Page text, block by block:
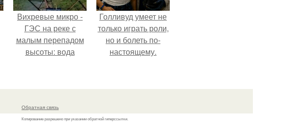
Вихревые микро -
ГЭС на реке с
малым перепадом
высоты: вода
вращает
турбину.
Голливуд умеет не
только играть роли,
но и болеть по-
настоящему.
Обратная связь
Копирование разрешено при указании обратной гиперссылки.